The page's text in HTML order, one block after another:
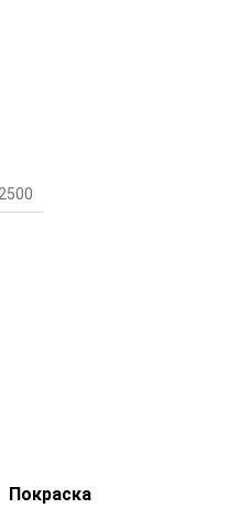
2500
Покраска